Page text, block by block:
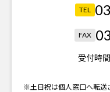
TEL
FAX
受付時間
※土日祝は個人窓口へ転送